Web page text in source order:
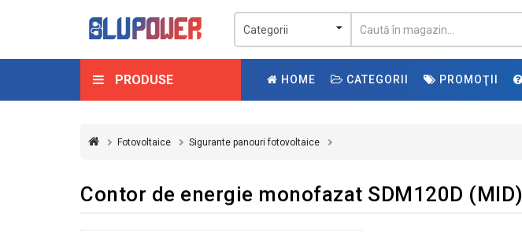
PRODUSE HOME CATEGORII PROMOŢII
Fotovoltaice Sigurante panouri fotovoltaice
Contor de energie monofazat SDM120D (MID)